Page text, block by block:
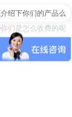
你们是怎么收费的呢